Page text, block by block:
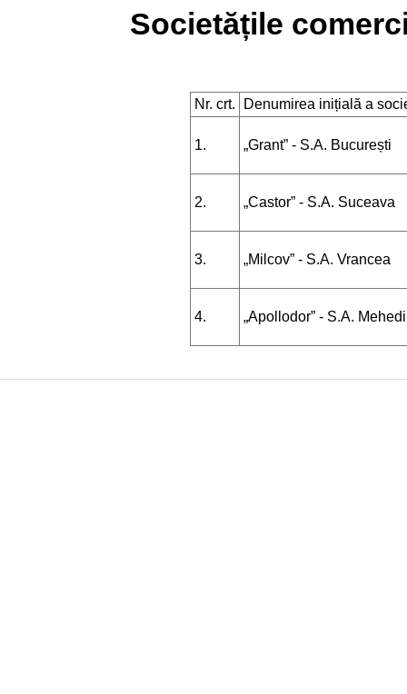
Societățile
Nr. crt. Denumirea inițială a
1. „Grant” - S.A. București
2. „Castor” - S.A. Suceava
3. „Milcov” - S.A. Vrancea
4. „Apollodor” - S.A.